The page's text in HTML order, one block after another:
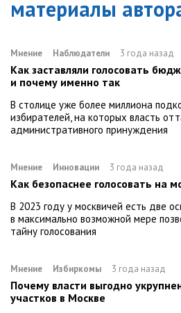
материалы
Мнение Наблюдатели 3 года назад
Как заставляли голосовать
и почему именно так
В столице уже более миллиона
избирателей, на которых власть
административного принуждения
Мнение Инновации 3 года назад
Как безопаснее голосовать на
В 2023 году у москвичей есть две
в максимально возможной мере
тайну голосования
Мнение Избиркомы 3 года назад
Почему власти выгодно
участков в Москве